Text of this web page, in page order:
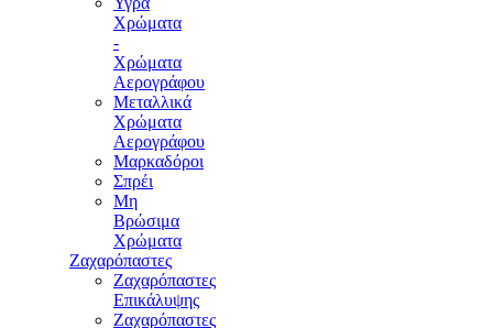
Χρώματα
-
Χρώματα
Αερογράφου
Μεταλλικά
Χρώματα
Αερογράφου
Μαρκαδόροι
Σπρέι
Μη
Βρώσιμα
Χρώματα
Ζαχαρόπαστες
Ζαχαρόπαστες
Επικάλυψης
Ζαχαρόπαστες